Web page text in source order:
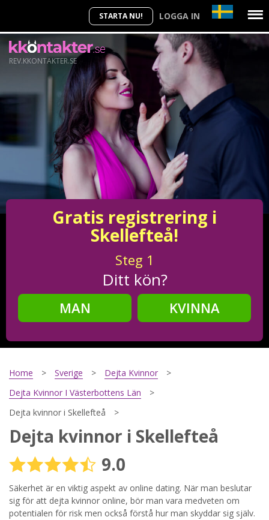
STARTA NU! LOGGA IN
REV.KKONTAKTER.SE
Gratis registrering i
Skellefteå!
Steg 1
Ditt kön?
MAN
KVINNA
Steg2
Steg3
Din mailadress?
Genom att registrera godkänner jag Villkorenoch
Sekretesspolicyn. Jag godkänner att ta emot information och
Home Sverige
Dejta Kvinnor
Dejta Kvinnor I Västerbottens Län
Dejta kvinnor i Skellefteå
Dejta kvinnor i Skellefteå
9.0
Säkerhet är en viktig aspekt av online dating. När man beslutar
sig för att dejta kvinnor online, bör man vara medveten om
potentialen för risk men också förstå hur man skyddar sig själv.